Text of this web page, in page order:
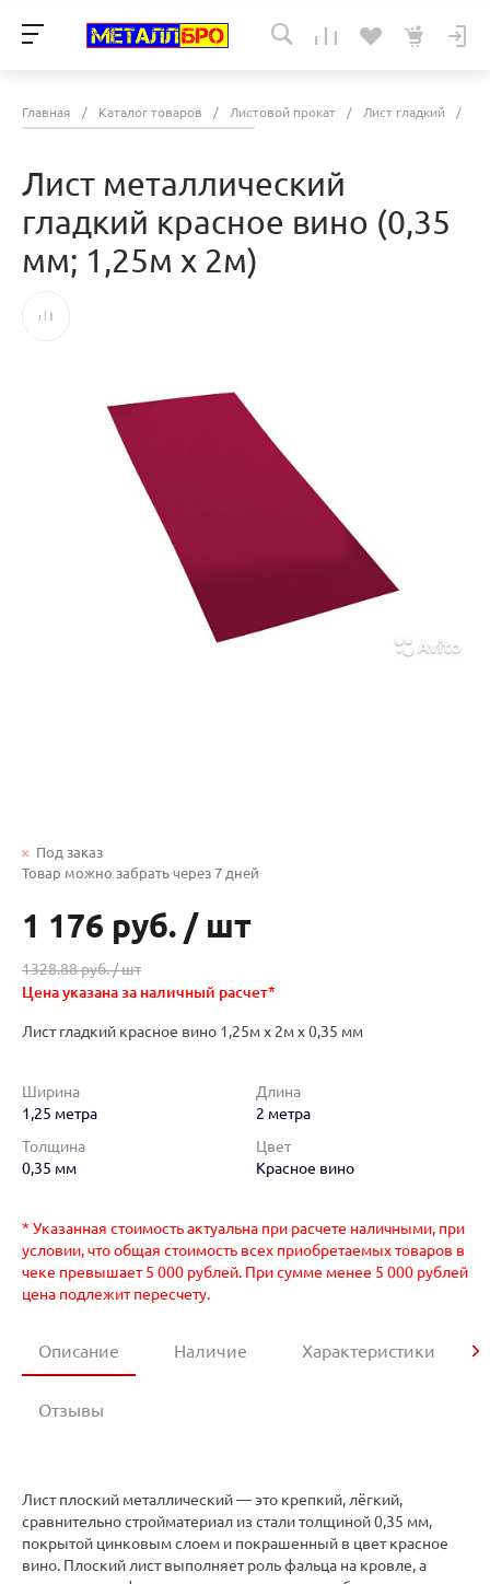
Главная / Каталог товаров / Листовой прокат / Лист гладкий /
Лист металлический
гладкий красное вино (0,35
мм; 1,25м х 2м)
Под заказ
Товар можно забрать через 7 дней
1 176 руб. / шт
1328.88 руб. /шт
Цена указана за наличный расчет*
Лист гладкий красное вино 1,25м х 2м х 0,35 мм
Ширина
1,25 метра
Длина
2 метра
Толщина
0,35 мм
Цвет
Красное вино
* Указанная стоимость актуальна при расчете наличными, при
условии, что общая стоимость всех приобретаемых товаров в
чеке превышает 5 000 рублей. При сумме менее 5 000 рублей
цена подлежит пересчету.
Описание Наличие Характеристики
Отзывы
Лист плоский металлический — это крепкий, лёгкий,
сравнительно стройматериал из стали толщиной 0,35 мм,
покрытой цинковым слоем и покрашенный в цвет красное
вино. Плоский лист выполняет роль фальца на кровле, а